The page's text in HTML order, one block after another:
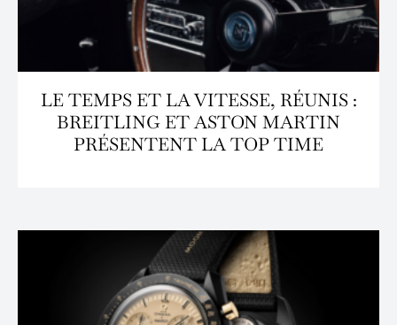
LE TEMPS ET LA VITESSE, RÉUNIS :
BREITLING ET ASTON MARTIN
PRÉSENTENT LA TOP TIME